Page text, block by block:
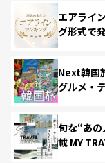
エアライ
グ形式で
Next韓国
グルメ・
旬な“あ
載 MY